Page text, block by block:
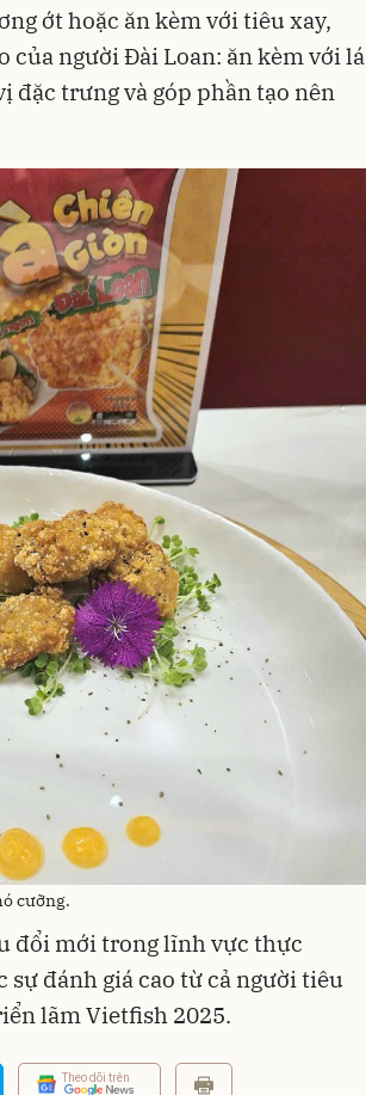
ớt hoặc ăn kèm với tiêu xay,
của người Đài Loan: ăn kèm với lá
đặc trưng và góp phần tạo nên
cưỡng.
đổi mới trong lĩnh vực thực
đánh giá cao từ cả người tiêu
lãm Vietfish 2025.
Theo dõi trên